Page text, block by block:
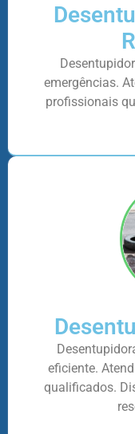
emergências.
profissionais
eficiente.
qualificados.